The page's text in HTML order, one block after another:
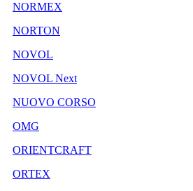
NORMEX
NORTON
NOVOL
NOVOL Next
NUOVO CORSO
OMG
ORIENTCRAFT
ORTEX